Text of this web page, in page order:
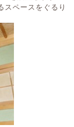
スペースをぐるり